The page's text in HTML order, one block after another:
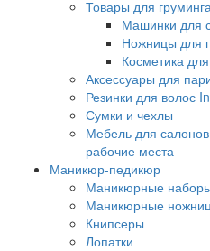
Товары для
Машинки для
Ножницы для
Косметика
Аксессуары для
Резинки для волос
Сумки и чехлы
Мебель для
рабочие места
Маникюр-педикюр
Маникюрные
Маникюрные
Книпсеры
Лопатки